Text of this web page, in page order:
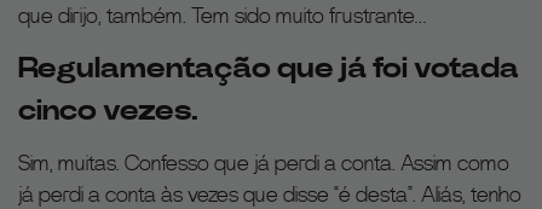
que dirijo, também. Tem sido muito frustrante…
Regulamentação que já foi votada
cinco vezes.
Sim, muitas. Confesso que já perdi a conta. Assim como
já perdi a conta às vezes que disse “é desta”. Aliás, tenho